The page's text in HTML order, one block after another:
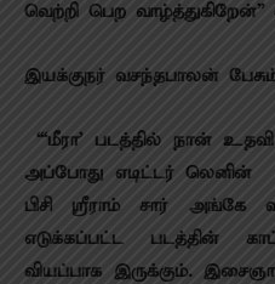
வெற்றி பெற வாழ்த்துகிறேன்”
இயக்குநர் வசந்தபாலன்
“‘மீரா’ படத்தில் நான்
அப்போது எடிட்டர் லெனின் –
பிசி ஸ்ரீராம் சார் அங்கே
எடுக்கப்பட்ட படத்தின்
வியப்பாக இருக்கும்.